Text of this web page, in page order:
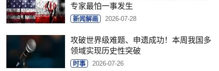
专家最怕一事发生
新闻解画 2026-07-28
攻破世界级难题、申遗成功！本周我国多
领域实现历史性突破
时事 2026-07-26